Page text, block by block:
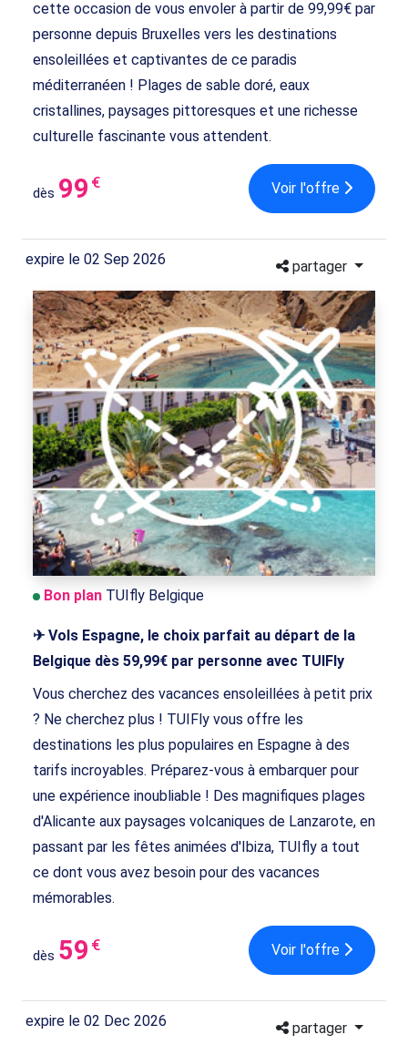
cette occasion de vous envoler à partir de 99,99€ par
personne depuis Bruxelles vers les destinations
ensoleillées et captivantes de ce paradis
méditerranéen ! Plages de sable doré, eaux
cristallines, paysages pittoresques et une richesse
culturelle fascinante vous attendent.
dès 99 € Voir l'offre
expire le 02 Sep 2026 partager
Bon plan TUIfly Belgique
✈ Vols Espagne, le choix parfait au départ de la
Belgique dès 59,99€ par personne avec TUIFly
Vous cherchez des vacances ensoleillées à petit prix
? Ne cherchez plus ! TUIFly vous offre les
destinations les plus populaires en Espagne à des
tarifs incroyables. Préparez-vous à embarquer pour
une expérience inoubliable ! Des magnifiques plages
d'Alicante aux paysages volcaniques de Lanzarote, en
passant par les fêtes animées d'Ibiza, TUIfly a tout
ce dont vous avez besoin pour des vacances
mémorables.
dès 59 € Voir l'offre
expire le 02 Dec 2026 partager